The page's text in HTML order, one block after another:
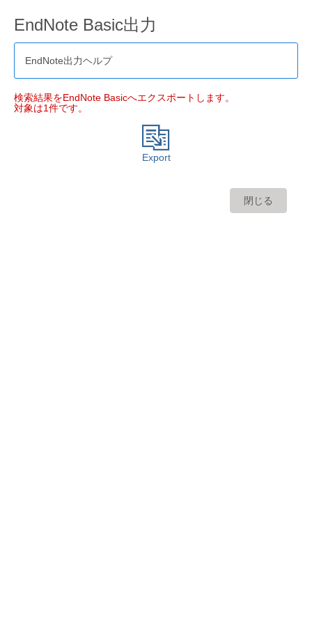
EndNote Basic出力
EndNote出力ヘルプ
検索結果をEndNote Basicへエクスポートします。
対象は1件です。
Export